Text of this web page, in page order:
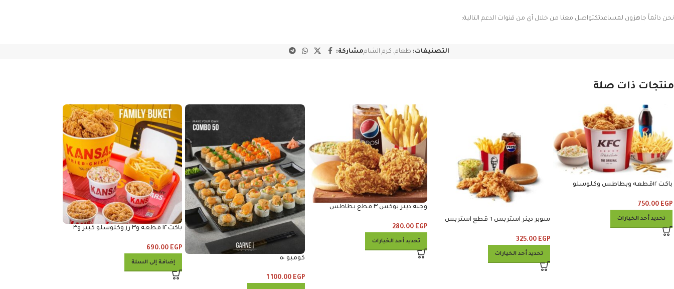
نحن دائماً جاهزون لمساعدتكتواصل معنا من خلال أي من قنوات الدعم التالية:
التصنيفات: طعام, كرم الشاممشاركة:
منتجات ذات صلة
باكت ١٢قطعه وبطاطس وكلوسلو
750.00 EGP
تحديد أحد الخيارات
سوبر دينر استربس ٦ قطع استربس
325.00 EGP
تحديد أحد الخيارات
وجبه دينر بوكس ٣ قطع بطاطس
280.00 EGP
تحديد أحد الخيارات
كومبو ٥٠
1 100.00 EGP
باكت ١٢ قطعه و٣ رز وكلوسلو كبير و٣
690.00 EGP
إضافة إلى السلة